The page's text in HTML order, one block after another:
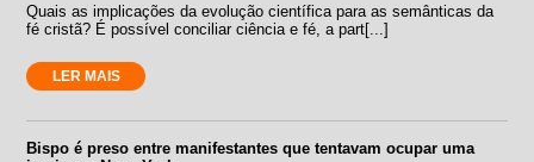
Quais as implicações da evolução científica para as semânticas da
fé cristã? É possível conciliar ciência e fé, a part[...]
LER MAIS
Bispo é preso entre manifestantes que tentavam ocupar uma